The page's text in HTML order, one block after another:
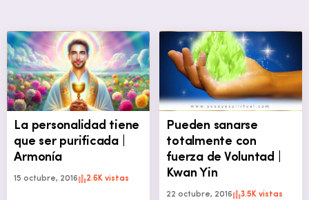
La personalidad tiene
que ser purificada |
Armonía
15 octubre, 2016 2.6K vistas
Pueden sanarse
totalmente con
fuerza de Voluntad |
Kwan Yin
22 octubre, 2016 3.5K vistas